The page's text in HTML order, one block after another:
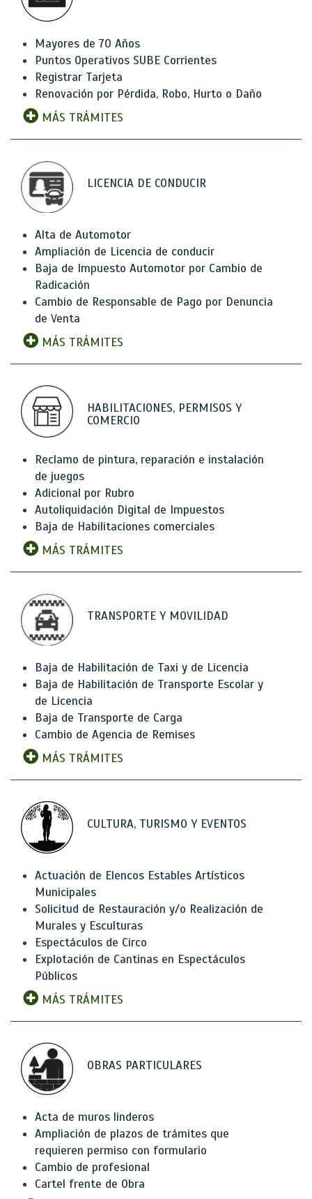
Mayores de 70 Años
Puntos Operativos SUBE Corrientes
Registrar Tarjeta
Renovación por Pérdida, Robo, Hurto o Daño
MÁS TRÁMITES
LICENCIA DE CONDUCIR
Alta de Automotor
Ampliación de Licencia de conducir
Baja de Impuesto Automotor por Cambio de
Radicación
Cambio de Responsable de Pago por Denuncia
de Venta
MÁS TRÁMITES
HABILITACIONES, PERMISOS Y
COMERCIO
Reclamo de pintura, reparación e instalación
de juegos
Adicional por Rubro
Autoliquidación Digital de Impuestos
Baja de Habilitaciones comerciales
MÁS TRÁMITES
TRANSPORTE Y MOVILIDAD
Baja de Habilitación de Taxi y de Licencia
Baja de Habilitación de Transporte Escolar y
de Licencia
Baja de Transporte de Carga
Cambio de Agencia de Remises
MÁS TRÁMITES
CULTURA, TURISMO Y EVENTOS
Actuación de Elencos Estables Artísticos
Municipales
Solicitud de Restauración y/o Realización de
Murales y Esculturas
Espectáculos de Circo
Explotación de Cantinas en Espectáculos
Públicos
MÁS TRÁMITES
OBRAS PARTICULARES
Acta de muros linderos
Ampliación de plazos de trámites que
requieren permiso con formulario
Cambio de profesional
Cartel frente de Obra